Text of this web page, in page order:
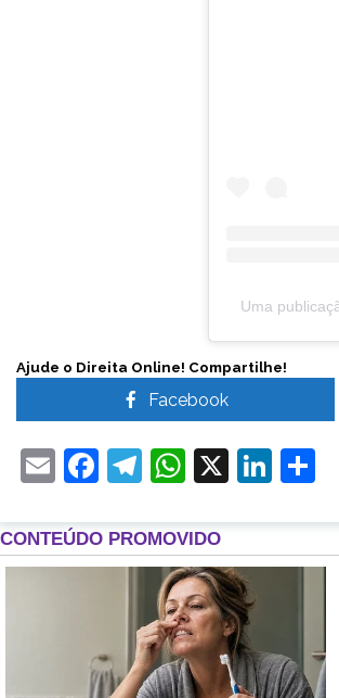
Uma
Ajude o Direita Online! Compartilhe!
Facebook
EmailFacebook
Telegram
WhatsApp
X